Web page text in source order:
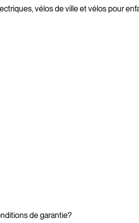
vélos de ville et vélos pour
de garantie?